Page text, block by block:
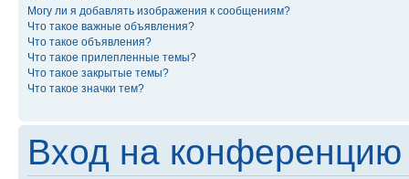
Могу ли я добавлять изображения к сообщениям?
Что такое важные объявления?
Что такое объявления?
Что такое прилепленные темы?
Что такое закрытые темы?
Что такое значки тем?
Вход на конференцию